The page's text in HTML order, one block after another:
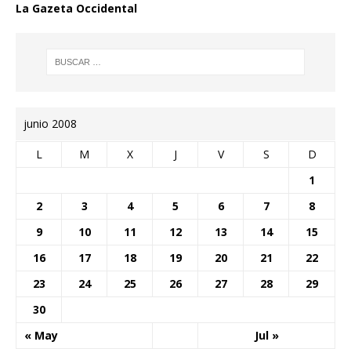
La Gazeta Occidental
junio 2008
L M X J V S D
« May Jul »
1
2
3 4 5 6 7
8
9
10 11 12 13 14
15
16
17 18 19 20 21
22
23
24 25 26 27 28
29
30